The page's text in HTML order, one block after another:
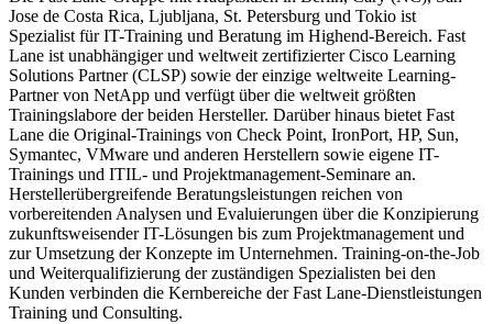
Jose de Costa Rica, Ljubljana, St. Petersburg und Tokio ist
Spezialist für IT-Training und Beratung im Highend-Bereich. Fast
Lane ist unabhängiger und weltweit zertifizierter Cisco Learning
Solutions Partner (CLSP) sowie der einzige weltweite Learning-
Partner von NetApp und verfügt über die weltweit größten
Trainingslabore der beiden Hersteller. Darüber hinaus bietet Fast
Lane die Original-Trainings von Check Point, IronPort, HP, Sun,
Symantec, VMware und anderen Herstellern sowie eigene IT-
Trainings und ITIL- und Projektmanagement-Seminare an.
Herstellerübergreifende Beratungsleistungen reichen von
vorbereitenden Analysen und Evaluierungen über die Konzipierung
zukunftsweisender IT-Lösungen bis zum Projektmanagement und
zur Umsetzung der Konzepte im Unternehmen. Training-on-the-Job
und Weiterqualifizierung der zuständigen Spezialisten bei den
Kunden verbinden die Kernbereiche der Fast Lane-Dienstleistungen
Training und Consulting.